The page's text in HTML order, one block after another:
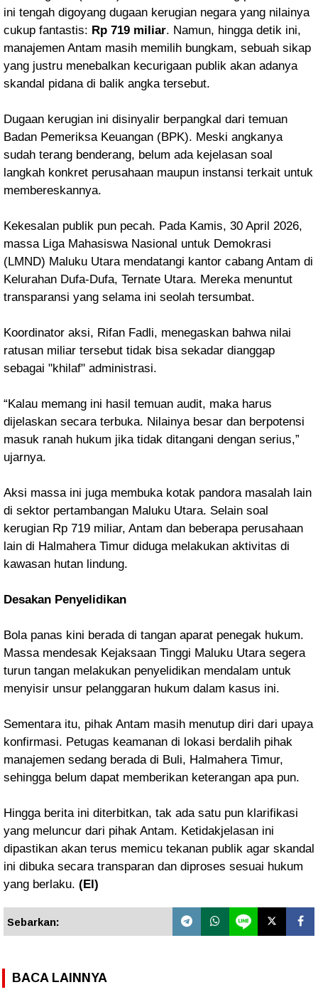
ini tengah digoyang dugaan kerugian negara yang nilainya
cukup fantastis: Rp 719 miliar. Namun, hingga detik ini,
manajemen Antam masih memilih bungkam, sebuah sikap
yang justru menebalkan kecurigaan publik akan adanya
skandal pidana di balik angka tersebut.
Dugaan kerugian ini disinyalir berpangkal dari temuan
Badan Pemeriksa Keuangan (BPK). Meski angkanya
sudah terang benderang, belum ada kejelasan soal
langkah konkret perusahaan maupun instansi terkait untuk
membereskannya.
Kekesalan publik pun pecah. Pada Kamis, 30 April 2026,
massa Liga Mahasiswa Nasional untuk Demokrasi
(LMND) Maluku Utara mendatangi kantor cabang Antam di
Kelurahan Dufa-Dufa, Ternate Utara. Mereka menuntut
transparansi yang selama ini seolah tersumbat.
Koordinator aksi, Rifan Fadli, menegaskan bahwa nilai
ratusan miliar tersebut tidak bisa sekadar dianggap
sebagai "khilaf" administrasi.
“Kalau memang ini hasil temuan audit, maka harus
dijelaskan secara terbuka. Nilainya besar dan berpotensi
masuk ranah hukum jika tidak ditangani dengan serius,”
ujarnya.
Aksi massa ini juga membuka kotak pandora masalah lain
di sektor pertambangan Maluku Utara. Selain soal
kerugian Rp 719 miliar, Antam dan beberapa perusahaan
lain di Halmahera Timur diduga melakukan aktivitas di
kawasan hutan lindung.
Desakan Penyelidikan
Bola panas kini berada di tangan aparat penegak hukum.
Massa mendesak Kejaksaan Tinggi Maluku Utara segera
turun tangan melakukan penyelidikan mendalam untuk
menyisir unsur pelanggaran hukum dalam kasus ini.
Sementara itu, pihak Antam masih menutup diri dari upaya
konfirmasi. Petugas keamanan di lokasi berdalih pihak
manajemen sedang berada di Buli, Halmahera Timur,
sehingga belum dapat memberikan keterangan apa pun.
Hingga berita ini diterbitkan, tak ada satu pun klarifikasi
yang meluncur dari pihak Antam. Ketidakjelasan ini
dipastikan akan terus memicu tekanan publik agar skandal
ini dibuka secara transparan dan diproses sesuai hukum
yang berlaku. (El)
Sebarkan:
BACA LAINNYA